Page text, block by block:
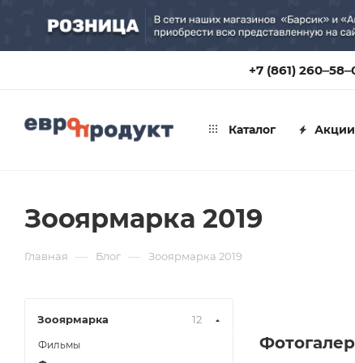
+7 (861)
Каталог Акции
Зооярмарка 2019
Главная — Блог — Зооярмарка 2019
Зооярмарка 12
Фильмы